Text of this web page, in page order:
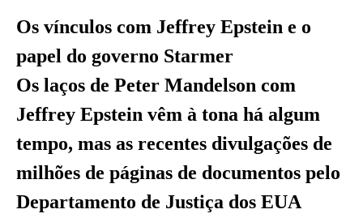
Os vínculos com Jeffrey Epstein e o
papel do governo Starmer
Os laços de Peter Mandelson com
Jeffrey Epstein vêm à tona há algum
tempo, mas as recentes divulgações de
milhões de páginas de documentos pelo
Departamento de Justiça dos EUA